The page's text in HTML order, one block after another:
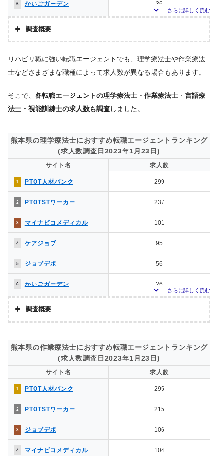
6 かいごガーデン 36
メドフィット
11
エルユーエス
ベネッセMCM PT・OT・ST
お仕事サポート
0
メディカル・コンシェルジ
ュネット
0
11
調査概要
株式会社アドバンスフロー
調査対象とした転職エージェントについて
ていた「『有料職業紹介事業許可』を取得している」企業を対象。
調査対象とした求人について
ウントしました。
調査日
求人数ランキング上部または下部に記載
リハビリ職に強い転職エージェントでも、理学療法士や作業療法
士などさまざまな職種によって求人数が異なる場合もあります。
そこで、 各転職エージェントの理学療法士・作業療法士・言語療
法士・視能訓練士の求人数も調査しました。
熊本県の理学療法士におすすめ転職エージェントランキング
(求人数調査日2023年1月23日)
サイト名 求人数
1 PTOT人材バンク 299
2 PTOTSTワーカー 237
3 マイナビコメディカル 101
4 ケアジョブ 95
5 ジョブデポ 56
6 かいごガーデン 26
クリックジョブ介護
9
介護JJ（介護ジャストジョ
ブ）
9
10 メドフィット 6
11
エルユーエス
0
11 PTOT転職ナビ 0
11
お仕事サポート
0
11
ュネット
0
調査概要
株式会社アドバンスフロー
調査対象とした転職エージェントについて
Googleで「リハビリ 転職エージェント」という検索ワードで検索して掲載し
ていた「『有料職業紹介事業許可』を取得している」企業を対象。
ち、「条件：理学療法士」「地域：熊本県」の条件に合致する求人数をカウン
熊本県の作業療法士におすすめ転職エージェントランキング
(求人数調査日2023年1月23日)
サイト名 求人数
1 PTOT人材バンク 295
2 PTOTSTワーカー 215
3 ジョブデポ 106
4 マイナビコメディカル 104